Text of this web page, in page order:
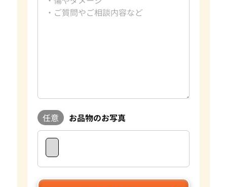
任意 お品物のお写真